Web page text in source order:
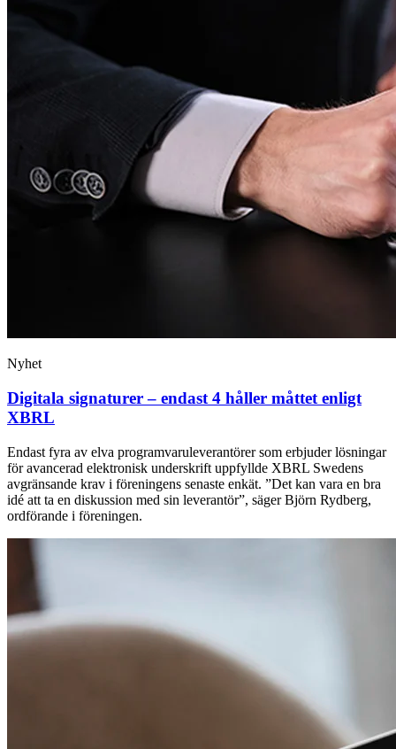
Nyhet
Digitala signaturer – endast 4 håller måttet enligt
XBRL
Endast fyra av elva programvaruleverantörer som erbjuder lösningar
för avancerad elektronisk underskrift uppfyllde XBRL Swedens
avgränsande krav i föreningens senaste enkät. ”Det kan vara en bra
idé att ta en diskussion med sin leverantör”, säger Björn Rydberg,
ordförande i föreningen.